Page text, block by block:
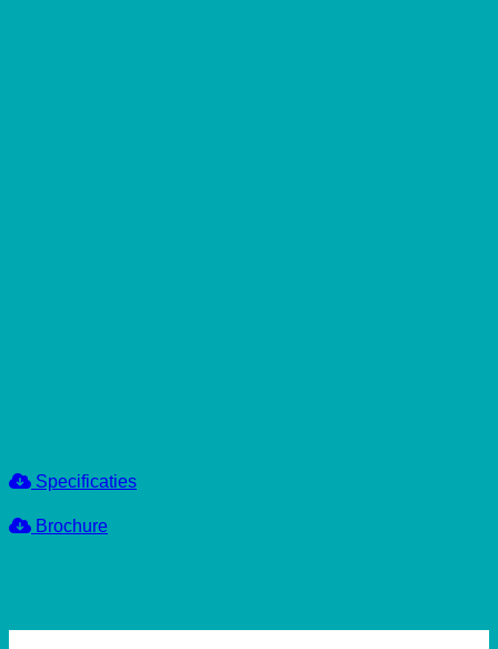
Specificaties
Brochure